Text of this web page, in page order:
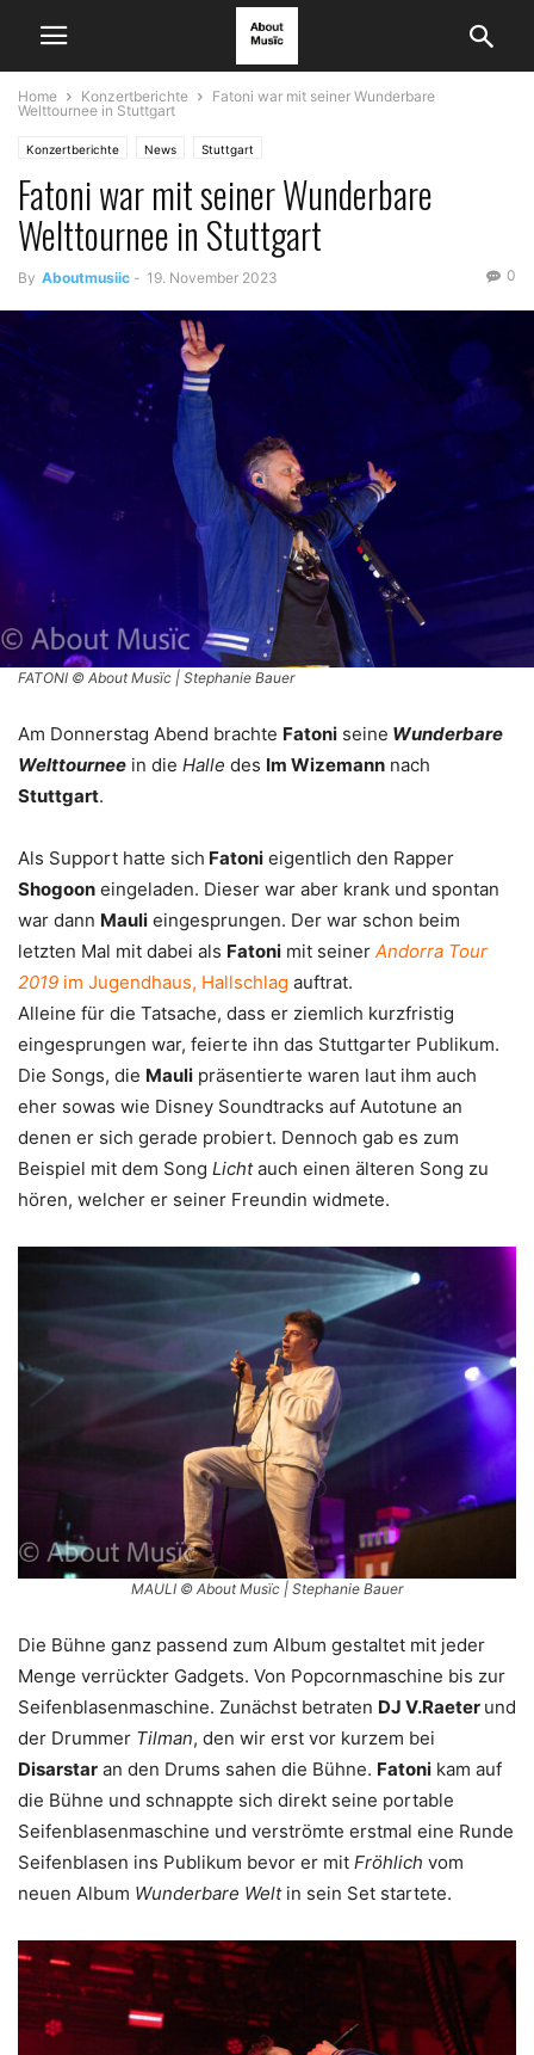
Home Konzertberichte
Fatoni war mit seiner Wunderbare
Welttournee in Stuttgart
Konzertberichte News Stuttgart
Fatoni war mit seiner Wunderbare
Welttournee in Stuttgart
By Aboutmusiic - 19. November 2023 0
FATONI © About Musïc | Stephanie Bauer
Am Donnerstag Abend brachte Fatoni seine Wunderbare
Welttournee in die Halle des Im Wizemann nach
Stuttgart.
Als Support hatte sich Fatoni eigentlich den Rapper
Shogoon eingeladen. Dieser war aber krank und spontan
war dann Mauli eingesprungen. Der war schon beim
letzten Mal mit dabei als Fatoni mit seiner Andorra Tour
2019 im Jugendhaus, Hallschlag auftrat.
Alleine für die Tatsache, dass er ziemlich kurzfristig
eingesprungen war, feierte ihn das Stuttgarter Publikum.
Die Songs, die Mauli präsentierte waren laut ihm auch
eher sowas wie Disney Soundtracks auf Autotune an
denen er sich gerade probiert. Dennoch gab es zum
Beispiel mit dem Song Lichtauch einen älteren Song zu
hören, welcher er seiner Freundin widmete.
MAULI © About Musïc | Stephanie Bauer
Die Bühne ganz passend zum Album gestaltet mit jeder
Menge verrückter Gadgets. Von Popcornmaschine bis zur
Seifenblasenmaschine. Zunächst betraten DJ V.Raeter und
der Drummer Tilman, den wir erst vor kurzem bei
Disarstar an den Drums sahen die Bühne. Fatoni kam auf
die Bühne und schnappte sich direkt seine portable
Seifenblasenmaschine und verströmte erstmal eine Runde
Seifenblasen ins Publikum bevor er mit Fröhlich vom
neuen Album Wunderbare Weltin sein Set startete.